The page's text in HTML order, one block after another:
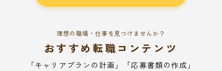
理想の職場・仕事を見つけませんか？
おすすめ転職コンテンツ
「キャリアプランの計画」「応募書類の作成」